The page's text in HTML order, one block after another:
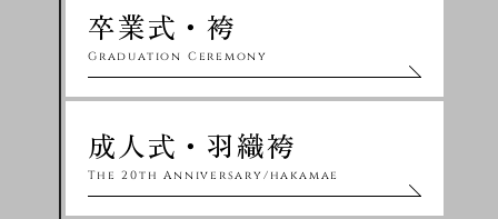
卒業式・袴
Graduation Ceremony
成人式・羽織袴
The 20th Anniversary/hakamae